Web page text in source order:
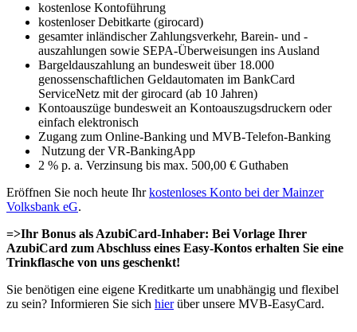
kostenlose Kontoführung
kostenloser Debitkarte (girocard)
gesamter inländischer Zahlungsverkehr, Barein- und -
auszahlungen sowie SEPA-Überweisungen ins Ausland
Bargeldauszahlung an bundesweit über 18.000
genossenschaftlichen Geldautomaten im BankCard
ServiceNetz mit der girocard (ab 10 Jahren)
Kontoauszüge bundesweit an Kontoauszugsdruckern oder
einfach elektronisch
Zugang zum Online-Banking und MVB-Telefon-Banking
Nutzung der VR-BankingApp
2 % p. a. Verzinsung bis max. 500,00 € Guthaben
Eröffnen Sie noch heute Ihrkostenloses Konto bei der Mainzer
Volksbank eG.
=>Ihr Bonus als AzubiCard-Inhaber: Bei Vorlage Ihrer
AzubiCard zum Abschluss eines Easy-Kontos erhalten Sie eine
Trinkflasche von uns geschenkt!
Sie benötigen eine eigene Kreditkarte um unabhängig und flexibel
zu sein? Informieren Sie sich hierüber unsere MVB-EasyCard.